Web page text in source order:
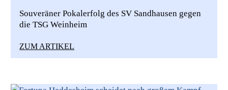
Souveräner Pokalerfolg des SV Sandhausen gegen
die TSG Weinheim
ZUM ARTIKEL